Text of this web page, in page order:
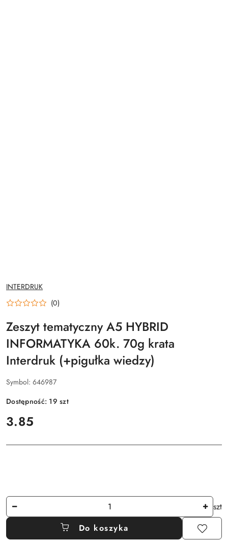
NAZWA
PRODUCENTA:
INTERDRUK
(0)
Zeszyt tematyczny A5 HYBRID
INFORMATYKA 60k. 70g krata
Interdruk (+pigułka wiedzy)
Symbol: 646987
Dostępność: 19szt
cena:
3.85
Ilość
szt
Do koszyka